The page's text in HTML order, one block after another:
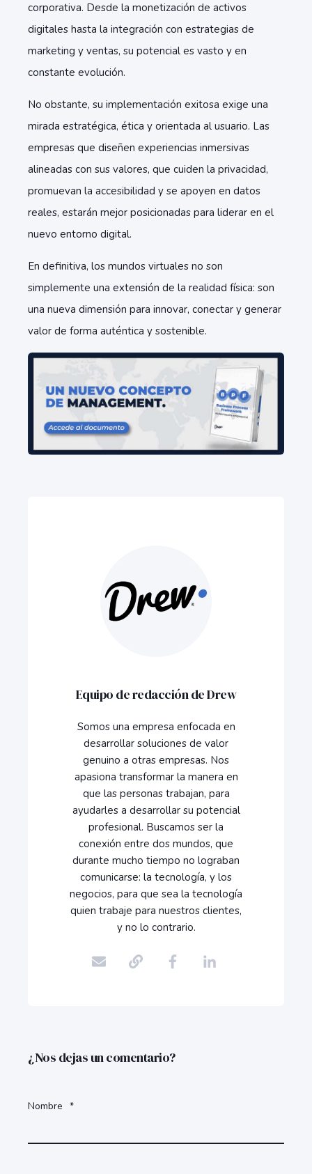
corporativa. Desde la monetización de activos
digitales hasta la integración con estrategias de
marketing y ventas, su potencial es vasto y en
constante evolución.
No obstante, su implementación exitosa exige una
mirada estratégica, ética y orientada al usuario. Las
empresas que diseñen experiencias inmersivas
alineadas con sus valores, que cuiden la privacidad,
promuevan la accesibilidad y se apoyen en datos
reales, estarán mejor posicionadas para liderar en el
nuevo entorno digital.
En definitiva, los mundos virtuales no son
simplemente una extensión de la realidad física: son
una nueva dimensión para innovar, conectar y generar
valor de forma auténtica y sostenible.
Equipo de redacción de Drew
Somos una empresa enfocada en
desarrollar soluciones de valor
genuino a otras empresas. Nos
apasiona transformar la manera en
que las personas trabajan, para
ayudarles a desarrollar su potencial
profesional. Buscamos ser la
conexión entre dos mundos, que
durante mucho tiempo no lograban
comunicarse: la tecnología, y los
negocios, para que sea la tecnología
quien trabaje para nuestros clientes,
y no lo contrario.
¿Nos dejas un comentario?
Nombre *